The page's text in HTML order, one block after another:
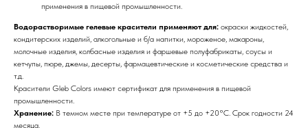
применения в пищевой промышленности.
Водорастворимые гелевые красители применяют для: окраски жидкостей,
кондитерских изделий, алкогольные и б/а напитки, мороженое, макароны,
молочные изделия, колбасные изделия и фаршевые полуфабрикаты, соусы и
кетчупы, пюре, джемы, десерты, фармацевтические и косметические средства и
т.д.
Красители Gleb Colors имеют сертификат для применения в пищевой
промышленности.
Хранение: В темном месте при температуре от +5 до +20°С. Срок годности 24
месяца.